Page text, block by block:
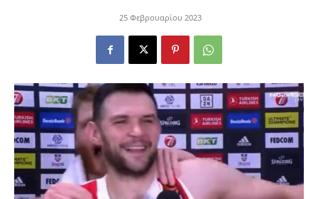
25 Φεβρουαρίου 2023